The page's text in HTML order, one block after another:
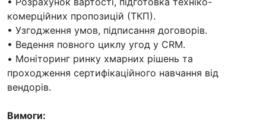
комерційних пропозицій (ТКП).
• Узгодження умов, підписання договорів.
• Ведення повного циклу угод у CRM.
• Моніторинг ринку хмарних рішень та
проходження сертифікаційного навчання від
вендорів.
Вимоги: